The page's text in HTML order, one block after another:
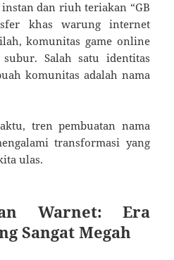
dan riuh teriakan “GB
khas warung internet
komunitas game online
Salah satu identitas
komunitas adalah nama
tren pembuatan nama
transformasi yang
ulas.
Warnet: Era
Sangat Megah